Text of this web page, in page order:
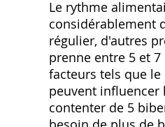
Le rythme
considérablement
régulier, d'autres
prenne entre 5 et
facteurs tels que
peuvent influencer
contenter de 5